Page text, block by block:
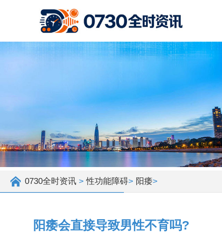
0730全时资讯 >性功能障碍> 阳痿>
阳痿会直接导致男性不育吗?